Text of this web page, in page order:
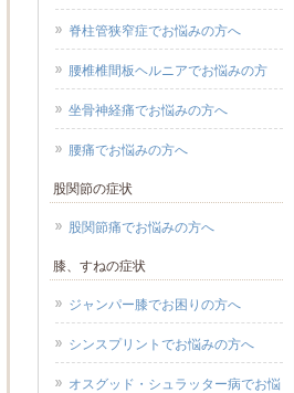
脊柱管狭窄症でお悩みの方へ
腰椎椎間板ヘルニアでお悩みの方
坐骨神経痛でお悩みの方へ
腰痛でお悩みの方へ
股関節の症状
股関節痛でお悩みの方へ
膝、すねの症状
ジャンパー膝でお困りの方へ
シンスプリントでお悩みの方へ
オスグッド・シュラッター病でお悩